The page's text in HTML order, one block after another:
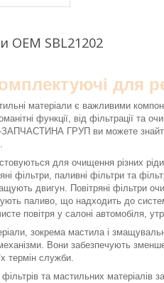
OEM SBL21202
для
матеріали є важливими
функції, від фільтрації
ГРУП ви можете знайти
для очищення різних
фільтри, паливні фільтри та
двигун. Повітряні фільтри
паливо, що надходить до
повітря у салоні автомобіля,
зокрема мастила і
Вони забезпечують
термін служби.
та мастильних матеріалів